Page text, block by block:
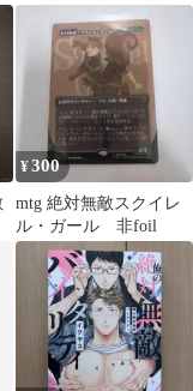
のがフレンド
¥300
mtg 絶対無敵スクイレ
ル・ガール 非foil